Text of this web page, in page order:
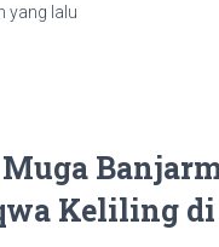
yang lalu
Keliling